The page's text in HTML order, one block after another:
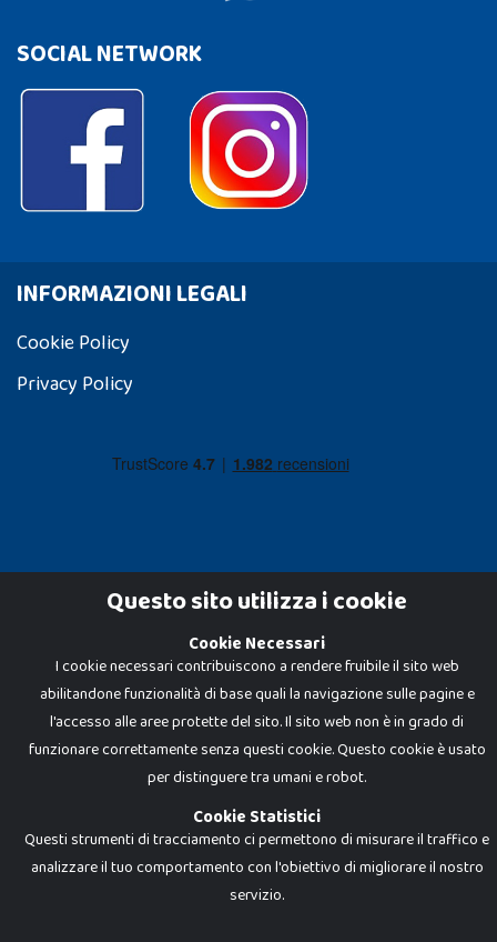
SOCIAL NETWORK
INFORMAZIONI LEGALI
Cookie Policy
Privacy Policy
Dadi e Mattoncini è un brand di Giocabene Srl. Ogni riproduzione o utilizzo non
espressamente autorizzato è severamente vietato. Tutti i loghi, marchi,
brand elencati nel presente shop sono di proprietà dei rispettivi titolari.
I prezzi e le promozioni pubblicate potrebbero differire da quanto esposto in
negozio.
Giocabene Srl - via della Posta 8, 20123 Milano (MI)
P.IVA 02608090425 - REA AN201199 - C.S. 10.000 i.v.
Questo sito utilizza i cookie
Cookie Necessari
I cookie necessari contribuiscono a rendere fruibile il sito web
abilitandone funzionalità di base quali la navigazione sulle pagine e
l'accesso alle aree protette del sito. Il sito web non è in grado di
funzionare correttamente senza questi cookie. Questo cookie è usato
per distinguere tra umani e robot.
Cookie Statistici
Questi strumenti di tracciamento ci permettono di misurare il traffico e
analizzare il tuo comportamento con l'obiettivo di migliorare il nostro
servizio.